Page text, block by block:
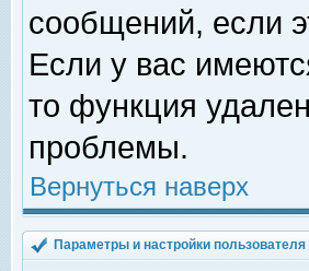
сообщений, если
Если у вас
то функция
проблемы.
Вернуться наверх
Параметры и настройки пользователя